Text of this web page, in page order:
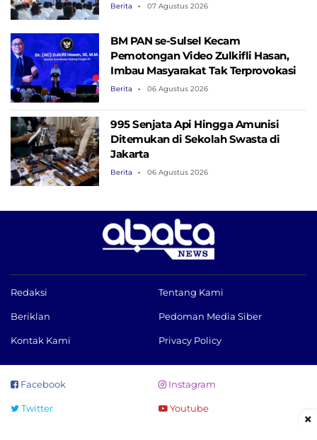
Berita 07 Agustus 2026
BM PAN se-Sulsel Kecam
Pemotongan Video Zulkifli Hasan,
Imbau Masyarakat Tak Terprovokasi
Berita 06 Agustus 2026
995 Senjata Api Hingga Amunisi
Ditemukan di Sekolah Swasta di
Jakarta
Berita 06 Agustus 2026
Redaksi Tentang Kami
Beriklan Pedoman Media Siber
Kontak Kami Privacy Policy
Facebook Instagram
Twitter Youtube
×